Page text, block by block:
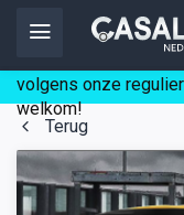
☀️ Wij zijn
volgens onze
welkom!
Terug